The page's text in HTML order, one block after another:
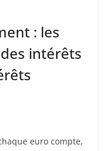
: les
intérêts
euro compte,